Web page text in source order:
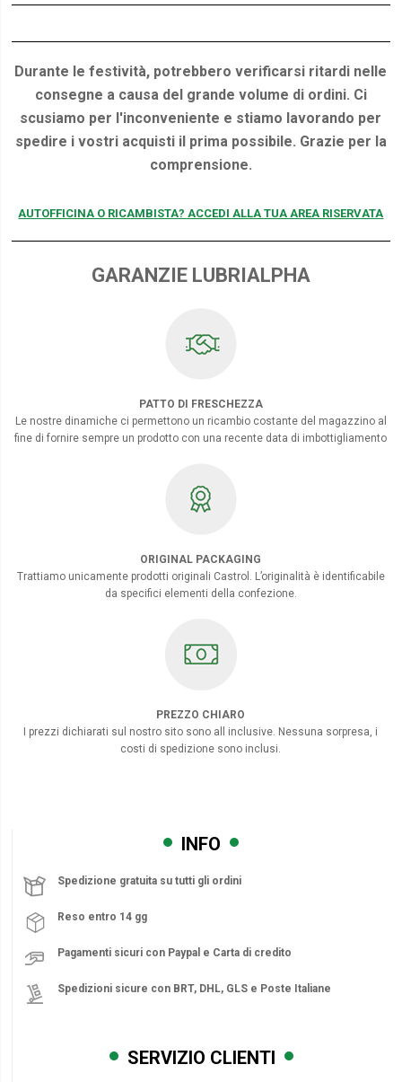
Durante le festività, potrebbero verificarsi ritardi nelle
consegne a causa del grande volume di ordini. Ci
scusiamo per l'inconveniente e stiamo lavorando per
spedire i vostri acquisti il prima possibile. Grazie per la
comprensione.
AUTOFFICINA O RICAMBISTA? ACCEDI ALLA TUA AREA RISERVATA
GARANZIE LUBRIALPHA
PATTO DI FRESCHEZZA
Le nostre dinamiche ci permettono un ricambio costante del magazzino al
fine di fornire sempre un prodotto con una recente data di imbottigliamento
ORIGINAL PACKAGING
Trattiamo unicamente prodotti originali Castrol. L’originalità è identificabile
da specifici elementi della confezione.
PREZZO CHIARO
I prezzi dichiarati sul nostro sito sono all inclusive. Nessuna sorpresa, i
costi di spedizione sono inclusi.
INFO
Spedizione gratuita su tutti gli ordini
Reso entro 14 gg
Pagamenti sicuri con Paypal e Carta di credito
Spedizioni sicure con BRT, DHL, GLS e Poste Italiane
SERVIZIO CLIENTI